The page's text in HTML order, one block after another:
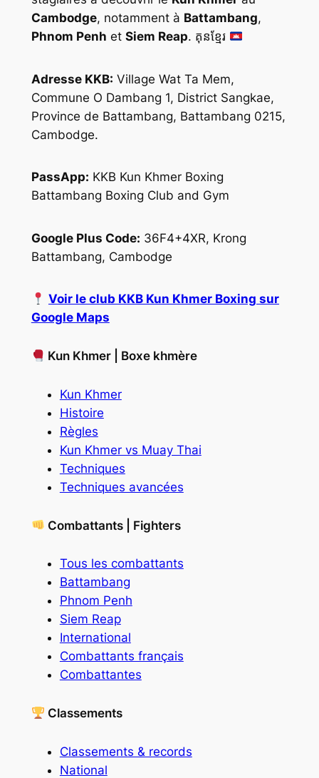
Cambodge, notamment à Battambang,
Phnom Penh et Siem Reap. គុនខ្មែរ
Adresse KKB: Village Wat Ta Mem,
Commune O Dambang 1, District Sangkae,
Province de Battambang, Battambang 0215,
Cambodge.
PassApp: KKB Kun Khmer Boxing
Battambang Boxing Club and Gym
Google Plus Code: 36F4+4XR, Krong
Battambang, Cambodge
Voir le club KKB Kun Khmer Boxing sur
Google Maps
Kun Khmer | Boxe khmère
Kun Khmer
Histoire
Règles
Kun Khmer vs Muay Thai
Techniques
Techniques avancées
Combattants | Fighters
Tous les combattants
Battambang
Phnom Penh
Siem Reap
International
Combattants français
Combattantes
Classements
Classements & records
National